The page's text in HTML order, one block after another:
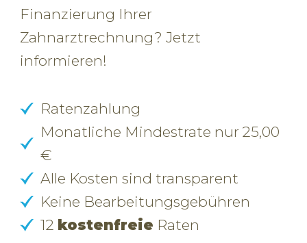
Finanzierung Ihrer
Zahnarztrechnung? Jetzt
informieren!
Ratenzahlung
Monatliche Mindestrate nur 25,00
€
Alle Kosten sind transparent
Keine Bearbeitungsgebühren
12 kostenfreie Raten